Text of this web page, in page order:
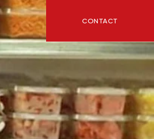
CONTACT